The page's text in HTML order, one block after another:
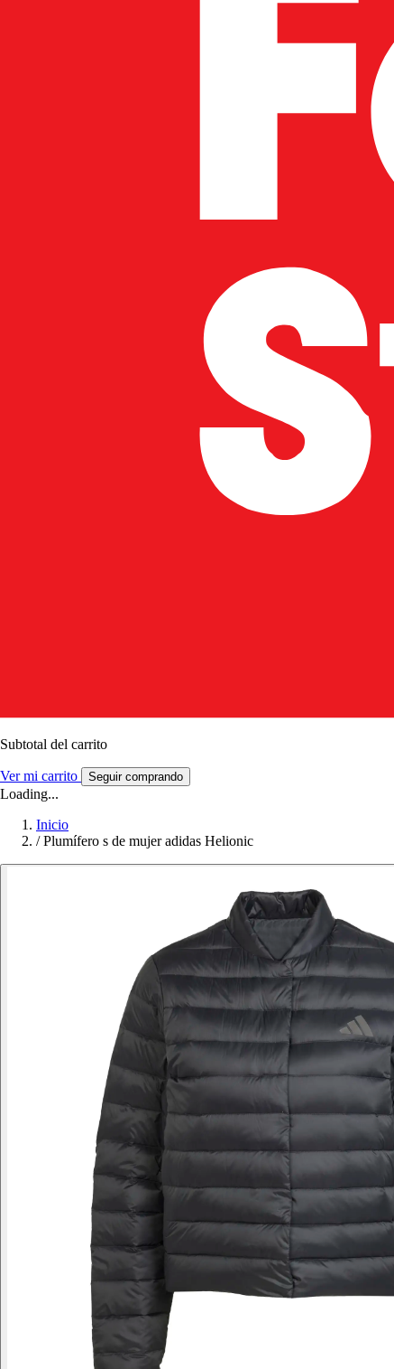
Subtotal del carrito
Ver mi carrito Seguir comprando
Loading...
Inicio
/ Plumífero s de mujer adidas Helionic